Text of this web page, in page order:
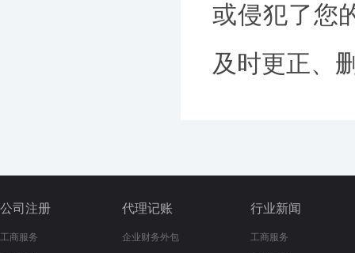
或侵犯了您
及时更正、
公司注册
工商服务
代理记账
企业财务外包
行业新闻
工商服务